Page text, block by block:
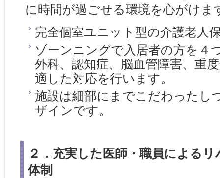
に時間が過ごせる環境を心がけま
完全個室ユニット型の介護老人
ゾーンニングで入居者の方を４
外科、認知症、脳血管障害、重
適した対応を行います。
施設は細部にまでこだわったし
ザインです。
２．充実した医師・職員による
体制